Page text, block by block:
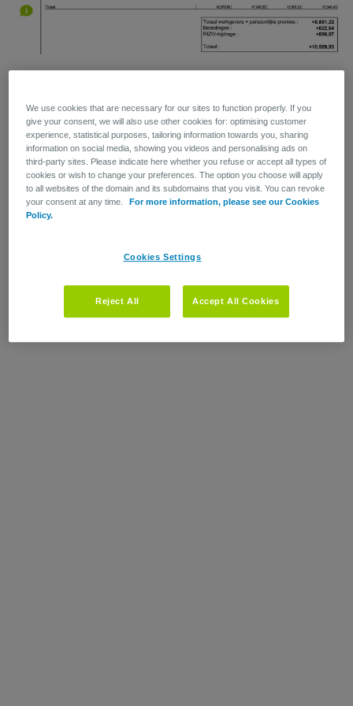
van deze borderelgroep.
Totaal werkgevers + persoonlijke premies: totaal van de
netto-premies van zowel werkgevers- als
werknemersbijdrage
Belastingen: de taks van 9,25% verschuldigd op
hospitalisatie (niet voor ambulante en dental plannen). Deze
: 10%. Deze wordt berekend op elke
: totaalpremie die aan de werkgever wordt
opgevraagd.
We use cookies that are necessary for our sites to function properly. If you
give your consent, we will also use other cookies for: optimising customer
experience, statistical purposes, tailoring information towards you, sharing
information on social media, showing you videos and personalising ads on
third-party sites. Please indicate here whether you refuse or accept all types of
cookies or wish to change your preferences. The option you choose will apply
to all websites of the domain and its subdomains that you visit. You can revoke
your consent at any time.
For more information, please see our Cookies
Policy.
Cookies Settings
Reject All Accept All Cookies